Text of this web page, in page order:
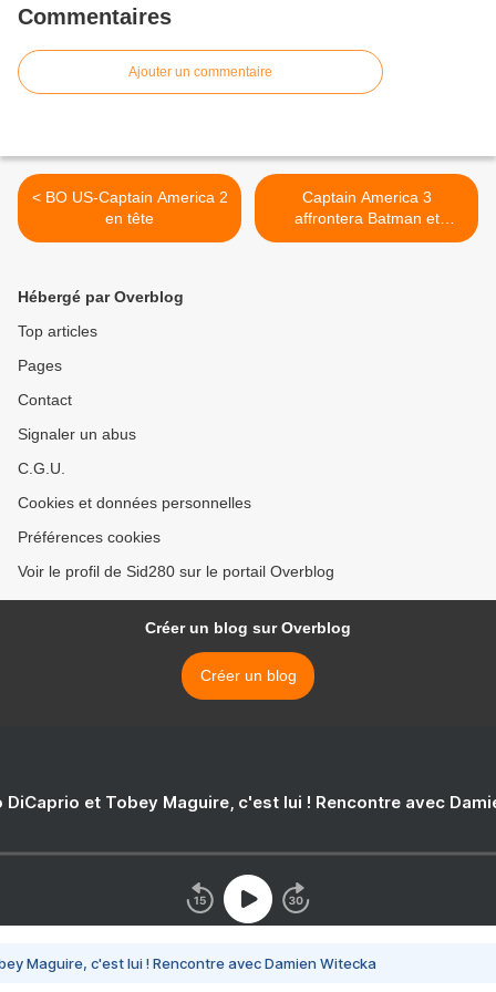
Commentaires
Ajouter un commentaire
< BO US-Captain America 2
en tête
Captain America 3
affrontera Batman et
Superman en 2016 >
Hébergé par Overblog
Top articles
Pages
Contact
Signaler un abus
C.G.U.
Cookies et données personnelles
Préférences cookies
Voir le profil de Sid280 sur le portail Overblog
Créer un blog sur Overblog
Créer un blog
DiCaprio et Tobey Maguire, c'est lui ! Rencontre avec
Maguire, c'est lui ! Rencontre avec Damien Witecka